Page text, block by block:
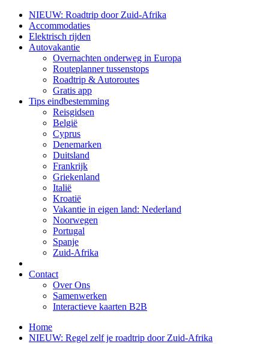
NIEUW: Roadtrip door Zuid-Afrika
Accommodaties
Elektrisch rijden
Autovakantie
Overnachten onderweg in Europa
Routeplanner tussenstops
Roadtrip & Autoroutes
Gratis app
Tips eindbestemming
Reisgidsen
België
Cyprus
Denemarken
Duitsland
Frankrijk
Griekenland
Italië
Kroatië
Vakantie in eigen land: Nederland
Noorwegen
Portugal
Spanje
Zuid-Afrika
Contact
Over Ons
Samenwerken
Interactieve kaarten B2B
Home
NIEUW: Regel zelf je roadtrip door Zuid-Afrika